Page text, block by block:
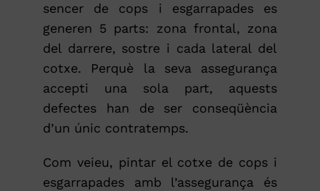
sencer de cops i esgarrapades es
generen 5 parts: zona frontal, zona
del darrere, sostre i cada lateral del
cotxe. Perquè la seva assegurança
accepti una sola part, aquests
defectes han de ser conseqüència
d’un únic contratemps.
Com veieu, pintar el cotxe de cops i
esgarrapades amb l’assegurança és